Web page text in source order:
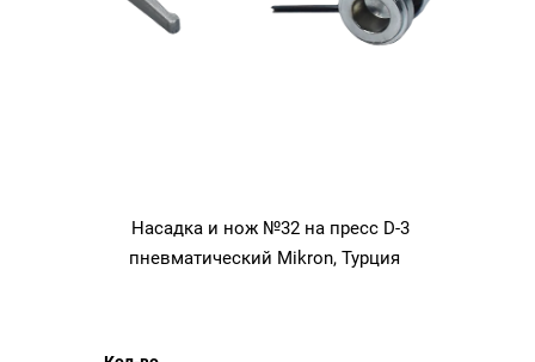
Насадка и нож №32 на пресс D-3
пневматический Mikron, Турция